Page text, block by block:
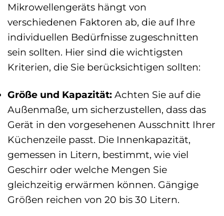
Mikrowellengeräts hängt von
verschiedenen Faktoren ab, die auf Ihre
individuellen Bedürfnisse zugeschnitten
sein sollten. Hier sind die wichtigsten
Kriterien, die Sie berücksichtigen sollten:
Größe und Kapazität: Achten Sie auf die
Außenmaße, um sicherzustellen, dass das
Gerät in den vorgesehenen Ausschnitt Ihrer
Küchenzeile passt. Die Innenkapazität,
gemessen in Litern, bestimmt, wie viel
Geschirr oder welche Mengen Sie
gleichzeitig erwärmen können. Gängige
Größen reichen von 20 bis 30 Litern.